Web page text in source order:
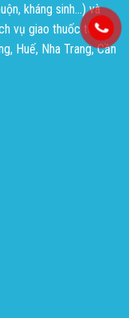
kháng sinh...) và
vụ giao thuốc toàn
Huế, Nha Trang, Cần